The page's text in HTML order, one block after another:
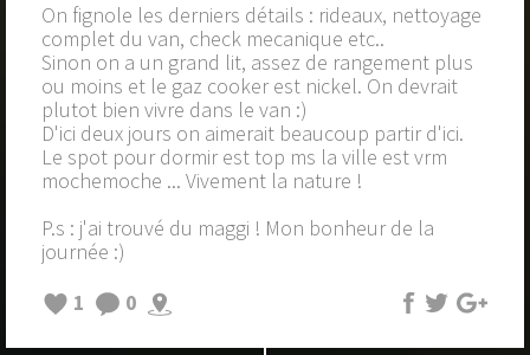
On fignole les derniers détails : rideaux, nettoyage
complet du van, check mecanique etc..
Sinon on a un grand lit, assez de rangement plus
ou moins et le gaz cooker est nickel. On devrait
plutot bien vivre dans le van :)
D'ici deux jours on aimerait beaucoup partir d'ici.
Le spot pour dormir est top ms la ville est vrm
mochemoche ... Vivement la nature !
P.s : j'ai trouvé du maggi ! Mon bonheur de la
journée :)
1
0